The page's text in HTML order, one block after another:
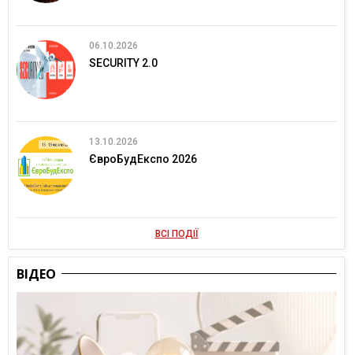
06.10.2026
SECURITY 2.0
13.10.2026
ЄвроБудЕкспо 2026
ВСІ ПОДІЇ
ВІДЕО